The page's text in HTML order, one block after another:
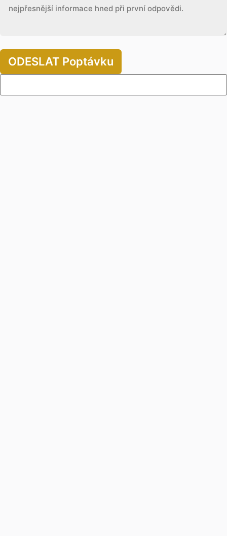
ODESLAT Poptávku